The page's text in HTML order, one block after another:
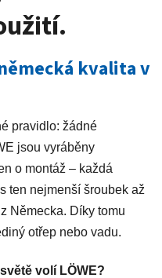
kvalita v
pravidlo: žádné
jsou vyráběny
o montáž – každá
ten nejmenší šroubek až
Německa. Díky tomu
otřep nebo vadu.
volí LÖWE?